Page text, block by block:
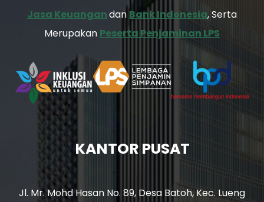
Jasa Keuangandan Bank Indonesia, Serta
Merupakan Peserta Penjaminan LPS
KANTOR PUSAT
Jl. Mr. Mohd Hasan No. 89, Desa Batoh, Kec. Lueng